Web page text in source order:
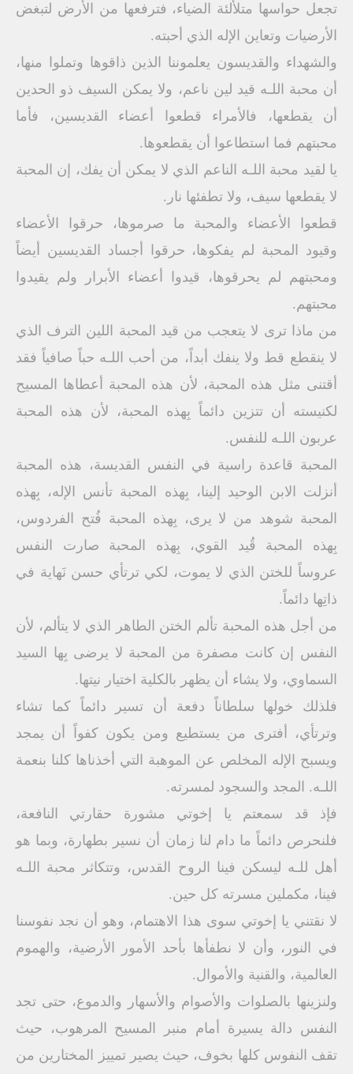
تجعل حواسها متلألئة الضياء، فترفعها من الأرض لتبغض
الأرضيات وتعاين الإله الذي أحبته.
والشهداء والقديسون يعلموننا الذين ذاقوها وتملوا منها،
أن محبة اللـه قيد لين ناعم، ولا يمكن السيف ذو الحدين
أن يقطعها، فالأمراء قطعوا أعضاء القديسين، فأما
محبتهم فما استطاعوا أن يقطعوها.
يا لقيد محبة اللـه الناعم الذي لا يمكن أن يفك، إن المحبة
لا يقطعها سيف، ولا تطفئها نار.
قطعوا الأعضاء والمحبة ما صرموها، حرقوا الأعضاء
وقيود المحبة لم يفكوها، حرقوا أجساد القديسين أيضاً
ومحبتهم لم يحرقوها، قيدوا أعضاء الأبرار ولم يقيدوا
محبتهم.
من ماذا ترى لا يتعجب من قيد المحبة اللين الترف الذي
لا ينقطع قط ولا ينفك أبداً، من أحب اللـه حباً صافياً فقد
أقتنى مثل هذه المحبة، لأن هذه المحبة أعطاها المسيح
لكنيسته أن تتزين دائماً بِهذه المحبة، لأن هذه المحبة
عربون اللـه للنفس.
المحبة قاعدة راسية في النفس القديسة، هذه المحبة
أنزلت الابن الوحيد إلينا، بِهذه المحبة تأنس الإله، بِهذه
المحبة شوهد من لا يرى، بِهذه المحبة فُتح الفردوس،
بِهذه المحبة قُيد القوي، بِهذه المحبة صارت النفس
عروساً للختن الذي لا يموت، لكي ترتأي حسن نَهاية في
ذاتِها دائماً.
من أجل هذه المحبة تألم الختن الطاهر الذي لا يتألم، لأن
النفس إن كانت مصفرة من المحبة لا يرضى بِها السيد
السماوي، ولا يشاء أن يظهر بالكلية اختيار نيتها.
فلذلك خولها سلطاناً دفعة أن تسير دائماً كما تشاء
وترتأي، أفترى من يستطيع ومن يكون كفواً أن يمجد
ويسبح الإله المخلص عن الموهبة التي أخذناها كلنا بنعمة
اللـه. المجد والسجود لمسرته.
فإذ قد سمعتم يا إخوتي مشورة حقارتي النافعة،
فلنحرص دائماً ما دام لنا زمان أن نسير بطهارة، وبما هو
أهل للـه ليسكن فينا الروح القدس، وتتكاثر محبة اللـه
فينا، مكملين مسرته كل حين.
لا نقتني يا إخوتي سوى هذا الاهتمام، وهو أن نجد نفوسنا
في النور، وأن لا نطفأها بأحد الأمور الأرضية، والهموم
العالمية، والقنية والأموال.
ولنزينها بالصلوات والأصوام والأسهار والدموع، حتى تجد
النفس دالة يسيرة أمام منبر المسيح المرهوب، حيث
تقف النفوس كلها بخوف، حيث يصير تمييز المختارين من